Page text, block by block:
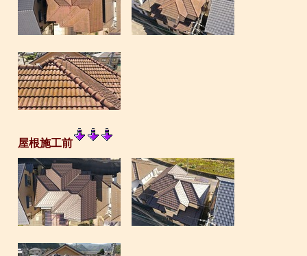
屋根施工前